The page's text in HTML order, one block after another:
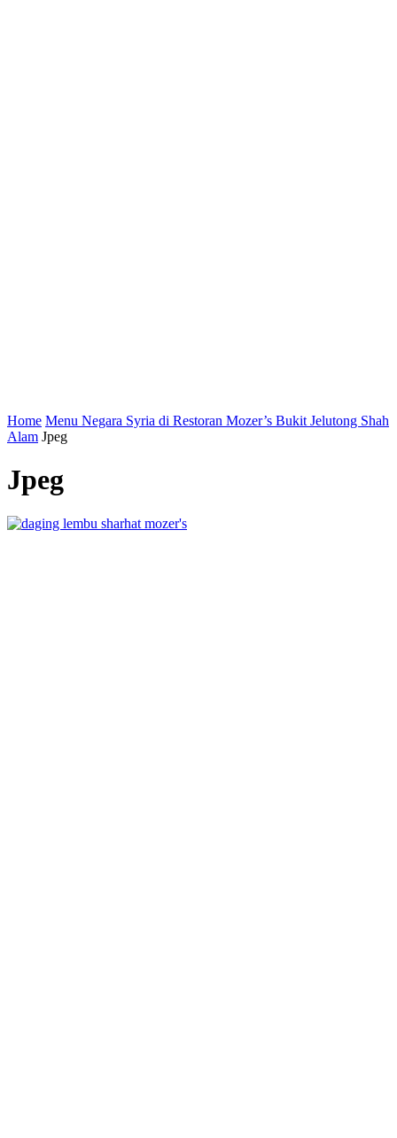
Home Menu Negara Syria di Restoran Mozer’s Bukit Jelutong Shah
Alam Jpeg
Jpeg